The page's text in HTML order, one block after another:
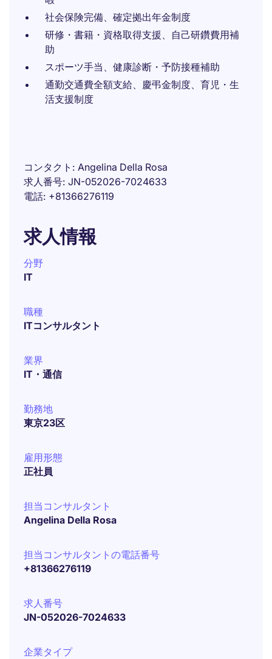
社会保険完備、確定拠出年金制度
研修・書籍・資格取得支援、自己研鑽費用補
助
スポーツ手当、健康診断・予防接種補助
通勤交通費全額支給、慶弔金制度、育児・生
活支援制度
コンタクト
Angelina Della Rosa
求人番号 JN-052026-7024633
電話 +81366276119
求人情報
分野
IT
職種
ITコンサルタント
業界
IT・通信
勤務地
東京23区
雇用形態
正社員
担当コンサルタント
Angelina Della Rosa
担当コンサルタントの電話番号
+81366276119
求人番号
JN-052026-7024633
企業タイプ